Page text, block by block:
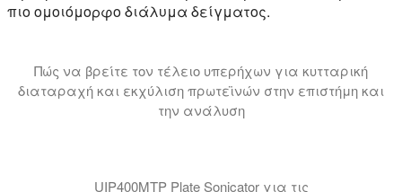
πιο ομοιόμορφο διάλυμα δείγματος.
Πώς να βρείτε τον τέλειο υπερήχων για κυτταρική
διαταραχή και εκχύλιση πρωτεϊνών στην επιστήμη και
την ανάλυση
UIP400MTP Plate Sonicator για τις